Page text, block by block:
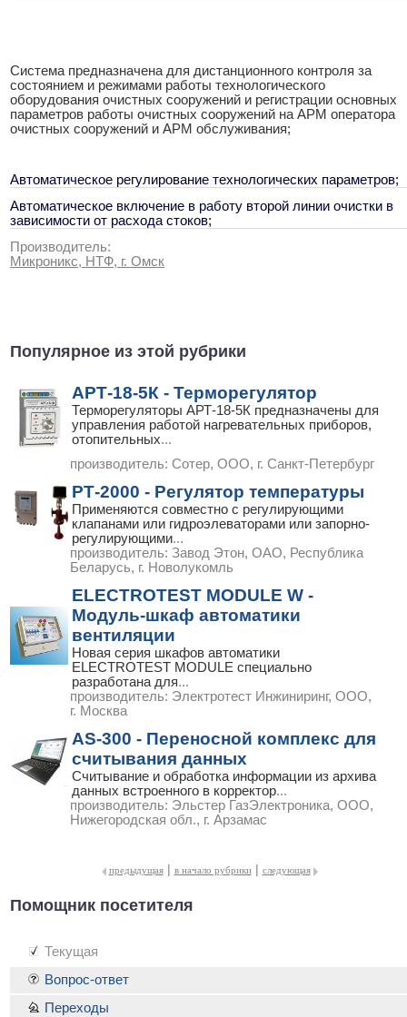
Система предназначена для дистанционного контроля за
состоянием и режимами работы технологического
оборудования очистных сооружений и регистрации основных
параметров работы очистных сооружений на АРМ оператора
очистных сооружений и АРМ обслуживания;
Автоматическое регулирование технологических параметров;
Автоматическое включение в работу второй линии очистки в
зависимости от расхода стоков;
Производитель:
Микроникс, НТФ, г. Омск
Популярное из этой рубрики
АРТ-18-5К - Терморегулятор
Терморегуляторы АРТ-18-5К предназначены для
управления работой нагревательных приборов,
отопительных...
производитель: Сотер, ООО, г. Санкт-Петербург
РТ-2000 - Регулятор температуры
Применяются совместно с регулирующими
клапанами или гидроэлеваторами или запорно-
регулирующими...
производитель: Завод Этон, ОАО, Республика
Беларусь, г. Новолукомль
ELECTROTEST MODULE W -
Модуль-шкаф автоматики
вентиляции
Новая серия шкафов автоматики
ELECTROTEST MODULE специально
разработана для...
производитель: Электротест Инжиниринг, ООО,
г. Москва
AS-300 - Переносной комплекс для
считывания данных
Считывание и обработка информации из архива
данных встроенного в корректор...
производитель: Эльстер ГазЭлектроника, ООО,
Нижегородская обл., г. Арзамас
предыдущая | в начало рубрики | следующая
Помощник посетителя
Текущая
Вопрос-ответ
Переходы